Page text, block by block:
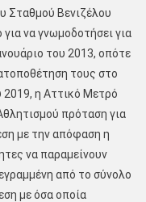
Σταθμού Βενιζέλου
να γνωμοδοτήσει για
του 2013, οπότε
τους στο
2019, η Αττικό Μετρό
πρόταση για
με την απόφαση η
να παραμείνουν
από το σύνολο
με όσα οποία